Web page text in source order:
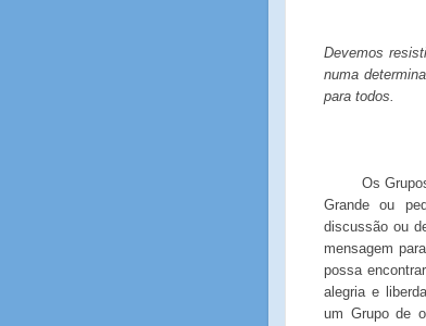
Devemos
numa
para todos.
Os
Grande ou
discussão ou
mensagem
possa
alegria e
um Grupo de